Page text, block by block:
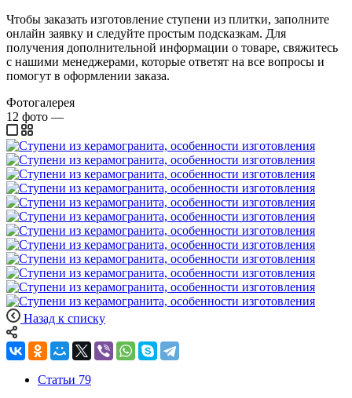
Чтобы заказать изготовление ступени из плитки, заполните
онлайн заявку и следуйте простым подсказкам. Для
получения дополнительной информации о товаре, свяжитесь
с нашими менеджерами, которые ответят на все вопросы и
помогут в оформлении заказа.
Фотогалерея
12 фото —
Назад к списку
Статьи 79